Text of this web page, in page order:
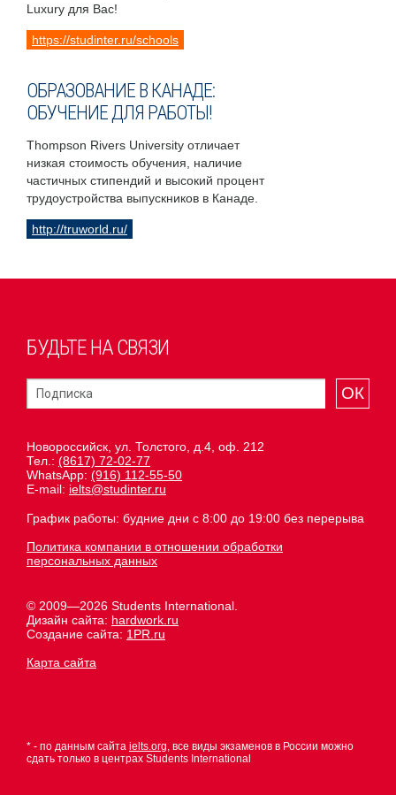
Luxury для Вас!
https://studinter.ru/schools
ОБРАЗОВАНИЕ В КАНАДЕ:
ОБУЧЕНИЕ ДЛЯ РАБОТЫ!
Thompson Rivers University отличает
низкая стоимость обучения, наличие
частичных стипендий и высокий процент
трудоустройства выпускников в Канаде.
http://truworld.ru/
БУДЬТЕ НА СВЯЗИ
ОК
Новороссийск, ул. Толстого, д.4, оф. 212
Тел.: (8617) 72-02-77
WhatsApp: (916) 112-55-50
E-mail: ielts@studinter.ru
График работы: будние дни с 8:00 до 19:00 без перерыва
Политика компании в отношении обработки
персональных данных
© 2009—2026 Students International.
Дизайн сайта: hardwork.ru
Создание сайта: 1PR.ru
Карта сайта
* - по данным сайта ielts.org, все виды экзаменов в России можно
сдать только в центрах Students International